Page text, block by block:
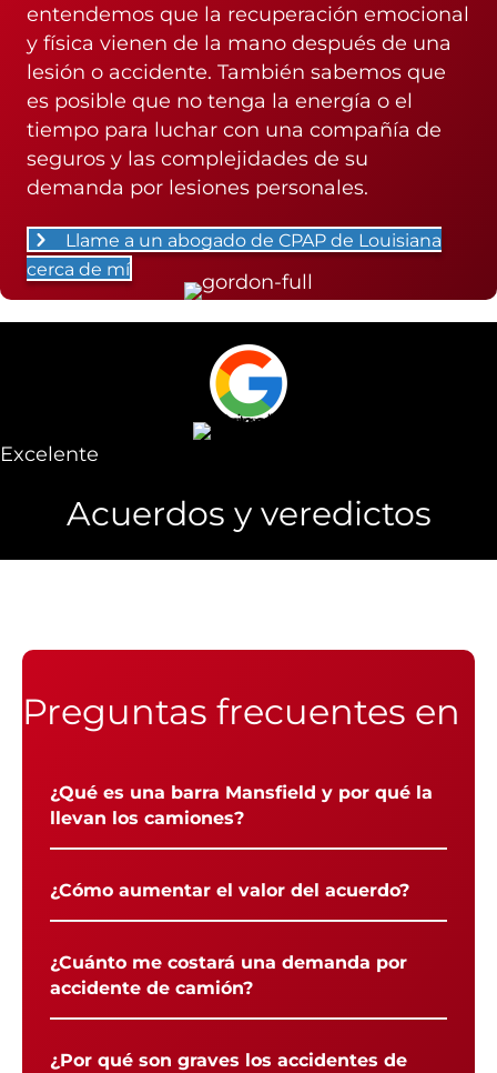
entendemos que la recuperación emocional
y física vienen de la mano después de una
lesión o accidente. También sabemos que
es posible que no tenga la energía o el
tiempo para luchar con una compañía de
seguros y las complejidades de su
demanda por lesiones personales.
Llame a un abogado de CPAP de Louisiana
cerca de mí
Excelente
Acuerdos y veredictos
Preguntas frecuentes en
¿Qué es una barra Mansfield y por qué la
llevan los camiones?
¿Cómo aumentar el valor del acuerdo?
¿Cuánto me costará una demanda por
accidente de camión?
¿Por qué son graves los accidentes de